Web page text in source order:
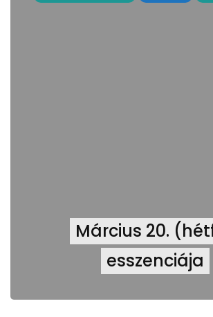
Március 20.
esszenciája